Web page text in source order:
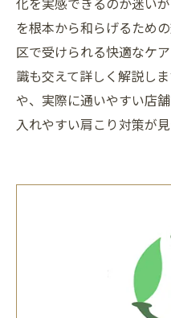
を根本から和らげるため
区で受けられる快適なケ
識も交えて詳しく解説し
や、実際に通いやすい店
入れやすい肩こり対策が